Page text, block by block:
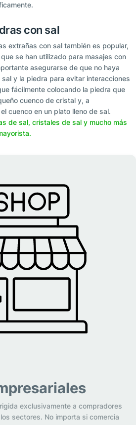
con sal
extrañas con sal también es popular,
se han utilizado para masajes con
asegurarse de que no haya
y la piedra para evitar interacciones
fácilmente colocando la piedra que
cuenco de cristal y, a
cuenco en un plato lleno de sal.
de sal, cristales de sal y mucho más
exclusivamente a compradores
sectores. No importa si comercia